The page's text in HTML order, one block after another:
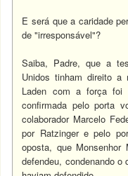
E será que a caridade
de "irresponsável"?
Saiba, Padre, que a
Unidos tinham direito a
Laden com a força foi
confirmada pelo porta
colaborador Marcelo
por Ratzinger e pelo
oposta, que Monsenhor
defendeu, condenando o